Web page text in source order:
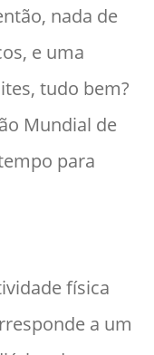
nada de
e uma
tudo bem?
Mundial de
para
física
a um